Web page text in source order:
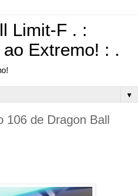
Limit-F . :
Extremo! : .
▼
106 de Dragon Ball